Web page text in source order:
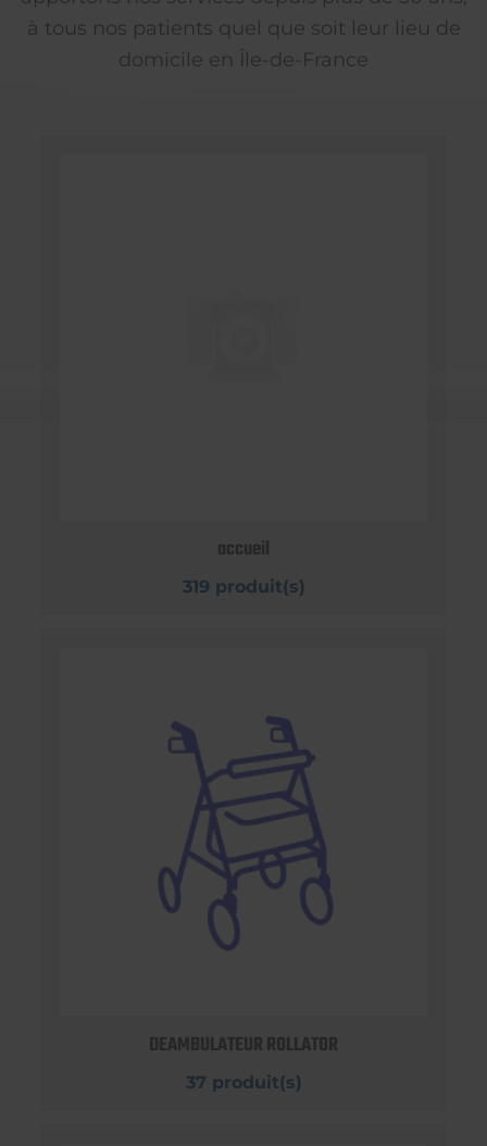
à tous nos patients quel que soit leur lieu de
domicile en Île-de-France
accueil
319 produit(s)
DEAMBULATEUR ROLLATOR
37 produit(s)